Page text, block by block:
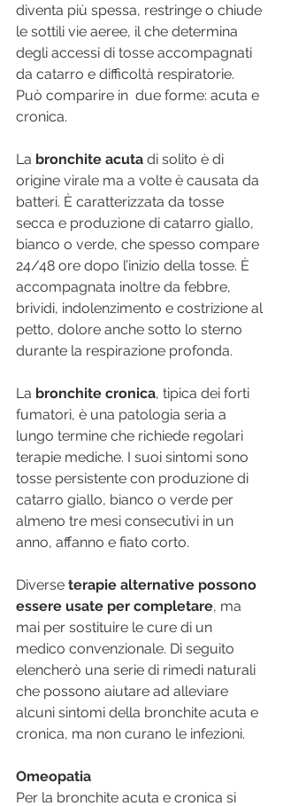
diventa più spessa, restringe o chiude
le sottili vie aeree, il che determina
degli accessi di tosse accompagnati
da catarro e difficoltà respiratorie.
Può comparire in  due forme: acuta e
cronica.
La bronchite acuta di solito è di
origine virale ma a volte è causata da
batteri. È caratterizzata da tosse
secca e produzione di catarro giallo,
bianco o verde, che spesso compare
24/48 ore dopo l’inizio della tosse. È
accompagnata inoltre da febbre,
brividi, indolenzimento e costrizione al
petto, dolore anche sotto lo sterno
durante la respirazione profonda.
La bronchite cronica, tipica dei forti
fumatori, è una patologia seria a
lungo termine che richiede regolari
terapie mediche. I suoi sintomi sono
tosse persistente con produzione di
catarro giallo, bianco o verde per
almeno tre mesi consecutivi in un
anno, affanno e fiato corto.
Diverse terapie alternative possono
essere usate per completare, ma
mai per sostituire le cure di un
medico convenzionale. Di seguito
elencherò una serie di rimedi naturali
che possono aiutare ad alleviare
alcuni sintomi della bronchite acuta e
cronica, ma non curano le infezioni.
Omeopatia
Per la bronchite acuta e cronica si